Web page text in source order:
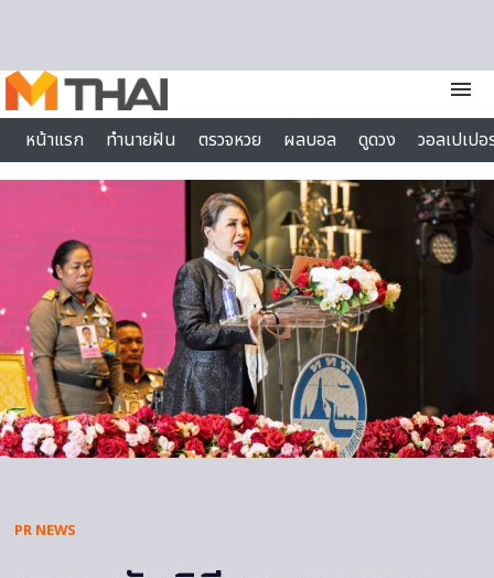
menu
หน้าแรก
ทำนายฝัน ตรวจหวย ผลบอล ดูดวง
วอลเปเป
ไลฟ์สไตล์
PR NEWS